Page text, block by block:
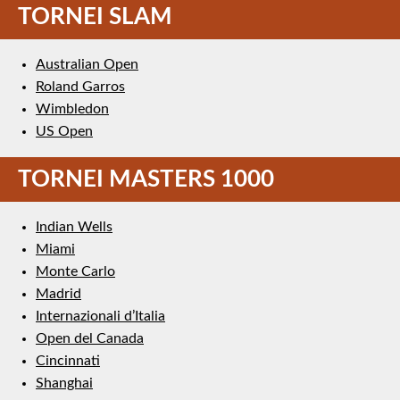
TORNEI SLAM
Australian Open
Roland Garros
Wimbledon
US Open
TORNEI MASTERS 1000
Indian Wells
Miami
Monte Carlo
Madrid
Internazionali d’Italia
Open del Canada
Cincinnati
Shanghai